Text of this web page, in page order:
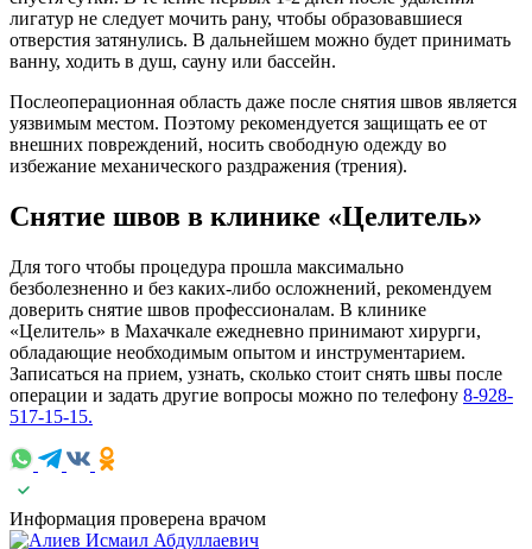
лигатур не следует мочить рану, чтобы образовавшиеся
отверстия затянулись. В дальнейшем можно будет принимать
ванну, ходить в душ, сауну или бассейн.
Послеоперационная область даже после снятия швов является
уязвимым местом. Поэтому рекомендуется защищать ее от
внешних повреждений, носить свободную одежду во
избежание механического раздражения (трения).
Снятие швов в клинике «Целитель»
Для того чтобы процедура прошла максимально
безболезненно и без каких-либо осложнений, рекомендуем
доверить снятие швов профессионалам. В клинике
«Целитель» в Махачкале ежедневно принимают хирурги,
обладающие необходимым опытом и инструментарием.
Записаться на прием, узнать, сколько стоит снять швы после
операции и задать другие вопросы можно по телефону 8-928-
517-15-15.
Информация проверена врачом